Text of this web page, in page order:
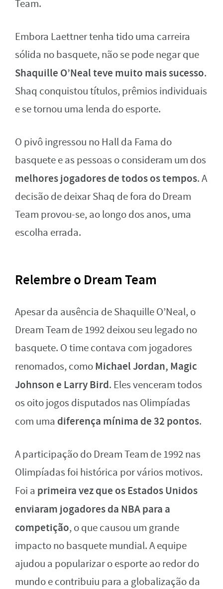
Team.
Embora Laettner tenha tido uma carreira
sólida no basquete, não se pode negar que
Shaquille O’Neal teve muito mais sucesso.
Shaq conquistou títulos, prêmios individuais
e se tornou uma lenda do esporte.
O pivô ingressou no Hall da Fama do
basquete e as pessoas o consideram um dos
melhores jogadores de todos os tempos. A
decisão de deixar Shaq de fora do Dream
Team provou-se, ao longo dos anos, uma
escolha errada.
Relembre o Dream Team
Apesar da ausência de Shaquille O’Neal, o
Dream Team de 1992 deixou seu legado no
basquete. O time contava com jogadores
renomados, comoMichael Jordan, Magic
Johnson e Larry Bird. Eles venceram todos
os oito jogos disputados nas Olimpíadas
com uma diferença mínima de 32 pontos.
A participação do Dream Team de 1992 nas
Olimpíadas foi histórica por vários motivos.
Foi a primeira vez que os Estados Unidos
enviaram jogadores da NBA para a
competição, o que causou um grande
impacto no basquete mundial. A equipe
ajudou a popularizar o esporte ao redor do
mundo e contribuiu para a globalização da